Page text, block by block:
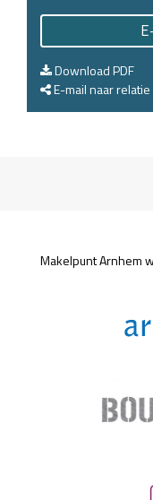
Download PDF
E-mail naar relatie
Makelpunt Arnhem